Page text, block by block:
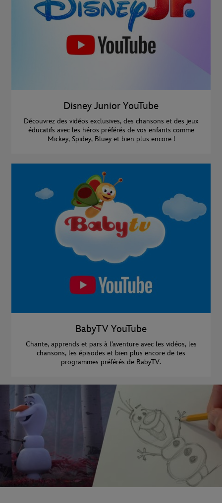
Disney Junior YouTube
Découvrez des vidéos exclusives, des chansons et des jeux
éducatifs avec les héros préférés de vos enfants comme
Mickey, Spidey, Bluey et bien plus encore !
BabyTV YouTube
Chante, apprends et pars à l’aventure avec les vidéos, les
chansons, les épisodes et bien plus encore de tes
programmes préférés de BabyTV.